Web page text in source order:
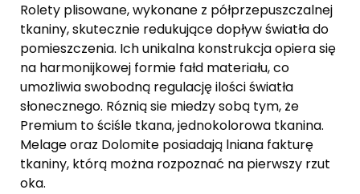
Rolety plisowane, wykonane z półprzepuszczalnej
tkaniny, skutecznie redukujące dopływ światła do
pomieszczenia. Ich unikalna konstrukcja opiera się
na harmonijkowej formie fałd materiału, co
umożliwia swobodną regulację ilości światła
słonecznego. Róznią sie miedzy sobą tym, że
Premium to ściśle tkana, jednokolorowa tkanina.
Melage oraz Dolomite posiadają lniana fakturę
tkaniny, którą można rozpoznać na pierwszy rzut
oka.